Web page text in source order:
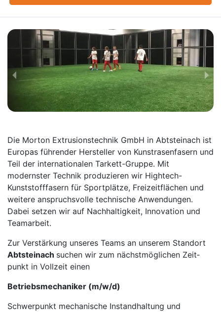
Die Morton Extrusions­technik GmbH in Abtsteinach ist
Europas führender Hersteller von Kunst­rasen­fasern und
Teil der inter­natio­nalen Tarkett-Gruppe. Mit
modernster Technik produzieren wir Hightech-
Kunststoff­fasern für Sport­plätze, Freizeit­flächen und
weitere anspruchs­volle technische Anwendungen.
Dabei setzen wir auf Nach­haltig­keit, Innovation und
Team­arbeit.
Zur Ver­stär­kung un­se­res Teams an un­se­rem Stand­ort
Abt­stein­ach su­chen wir zum nächst­mög­li­chen Zeit­
punkt in Vollzeit einen
Betriebsmechaniker (m/w/d)
Schwerpunkt mechanische Instandhaltung und